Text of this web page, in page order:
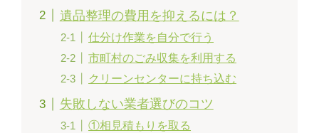
遺品整理の費用を抑えるには？
仕分け作業を自分で行う
市町村のごみ収集を利用する
クリーンセンターに持ち込む
失敗しない業者選びのコツ
①相見積もりを取る